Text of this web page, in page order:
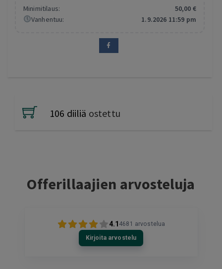
Minimitilaus:
50,00 €
Vanhentuu:
1.9.2026 11:59 pm
106 diiliä ostettu
Offerillaajien arvosteluja
4.1 4681 arvostelua
Kirjoita arvostelu